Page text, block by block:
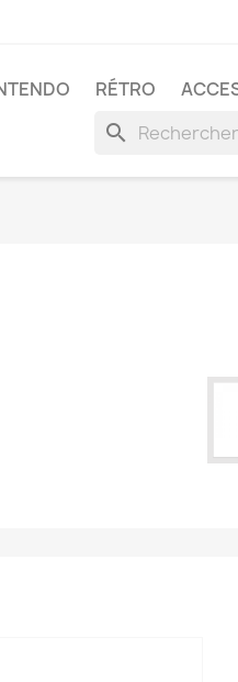
RÉTRO
search